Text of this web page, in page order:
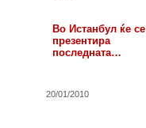
Во Истанбул ќе се
презентира
последната
20/01/2010